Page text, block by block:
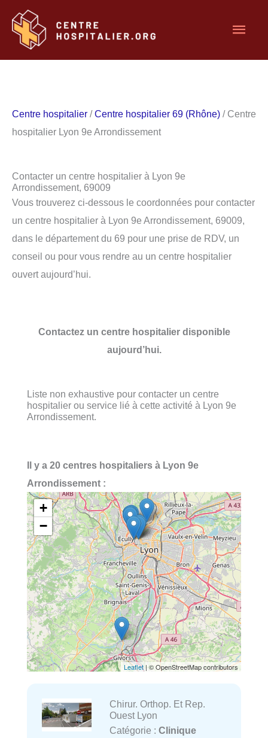
contenu
Centre hospitalier /Centre hospitalier 69 (Rhône) / Centre
hospitalier Lyon 9e Arrondissement
Contacter un centre hospitalier à Lyon 9e
Arrondissement, 69009
Vous trouverez ci-dessous le coordonnées pour contacter
un centre hospitalier à Lyon 9e Arrondissement, 69009,
dans le département du 69 pour une prise de RDV, un
conseil ou pour vous rendre au un centre hospitalier
ouvert aujourd’hui.
Contactez un centre hospitalier disponible
aujourd’hui.
Liste non exhaustive pour contacter un centre
hospitalier ou service lié à cette activité à Lyon 9e
Arrondissement.
Il y a 20 centres hospitaliers à Lyon 9e
Arrondissement :
+
−
Leaflet | © OpenStreetMap contributors
Chirur. Orthop. Et Rep.
Ouest Lyon
Catégorie : Clinique